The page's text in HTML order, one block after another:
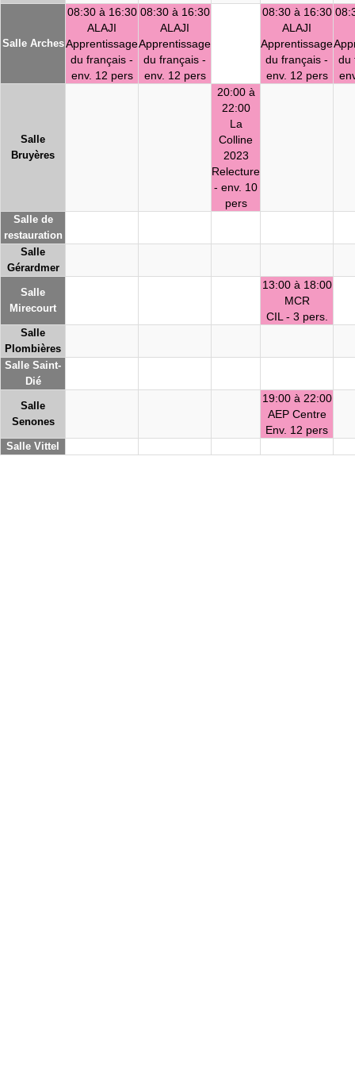
Salle Arches
08:30 à 16:30
ALAJI
Apprentissage
du français -
env. 12 pers
08:30 à 16:30
ALAJI
Apprentissage
du français -
env. 12 pers
08:30 à 16:30
ALAJI
Apprentissage
du français -
env. 12 pers
du
Salle
Bruyères
20:00 à
22:00
La
Colline
2023
Relecture
- env. 10
pers
Salle de
restauration
Salle
Gérardmer
Salle
Mirecourt
13:00 à 18:00
MCR
CIL - 3 pers.
Salle
Plombières
Salle Saint-
Dié
Salle
Senones
19:00 à 22:00
AEP Centre
Env. 12 pers
Salle Vittel